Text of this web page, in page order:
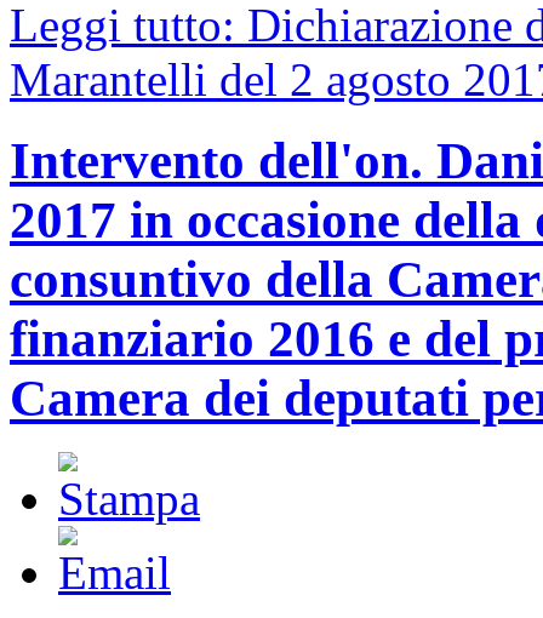
Leggi tutto: Dichiarazione
Marantelli del 2 agosto
Intervento dell'on.
2017 in occasione
consuntivo della
finanziario 2016 e del
Camera dei deputati